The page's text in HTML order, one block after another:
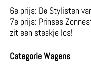
6e prijs: De Stylisten
7e prijs: Prinses
zit een steekje los!
Categorie Wagens